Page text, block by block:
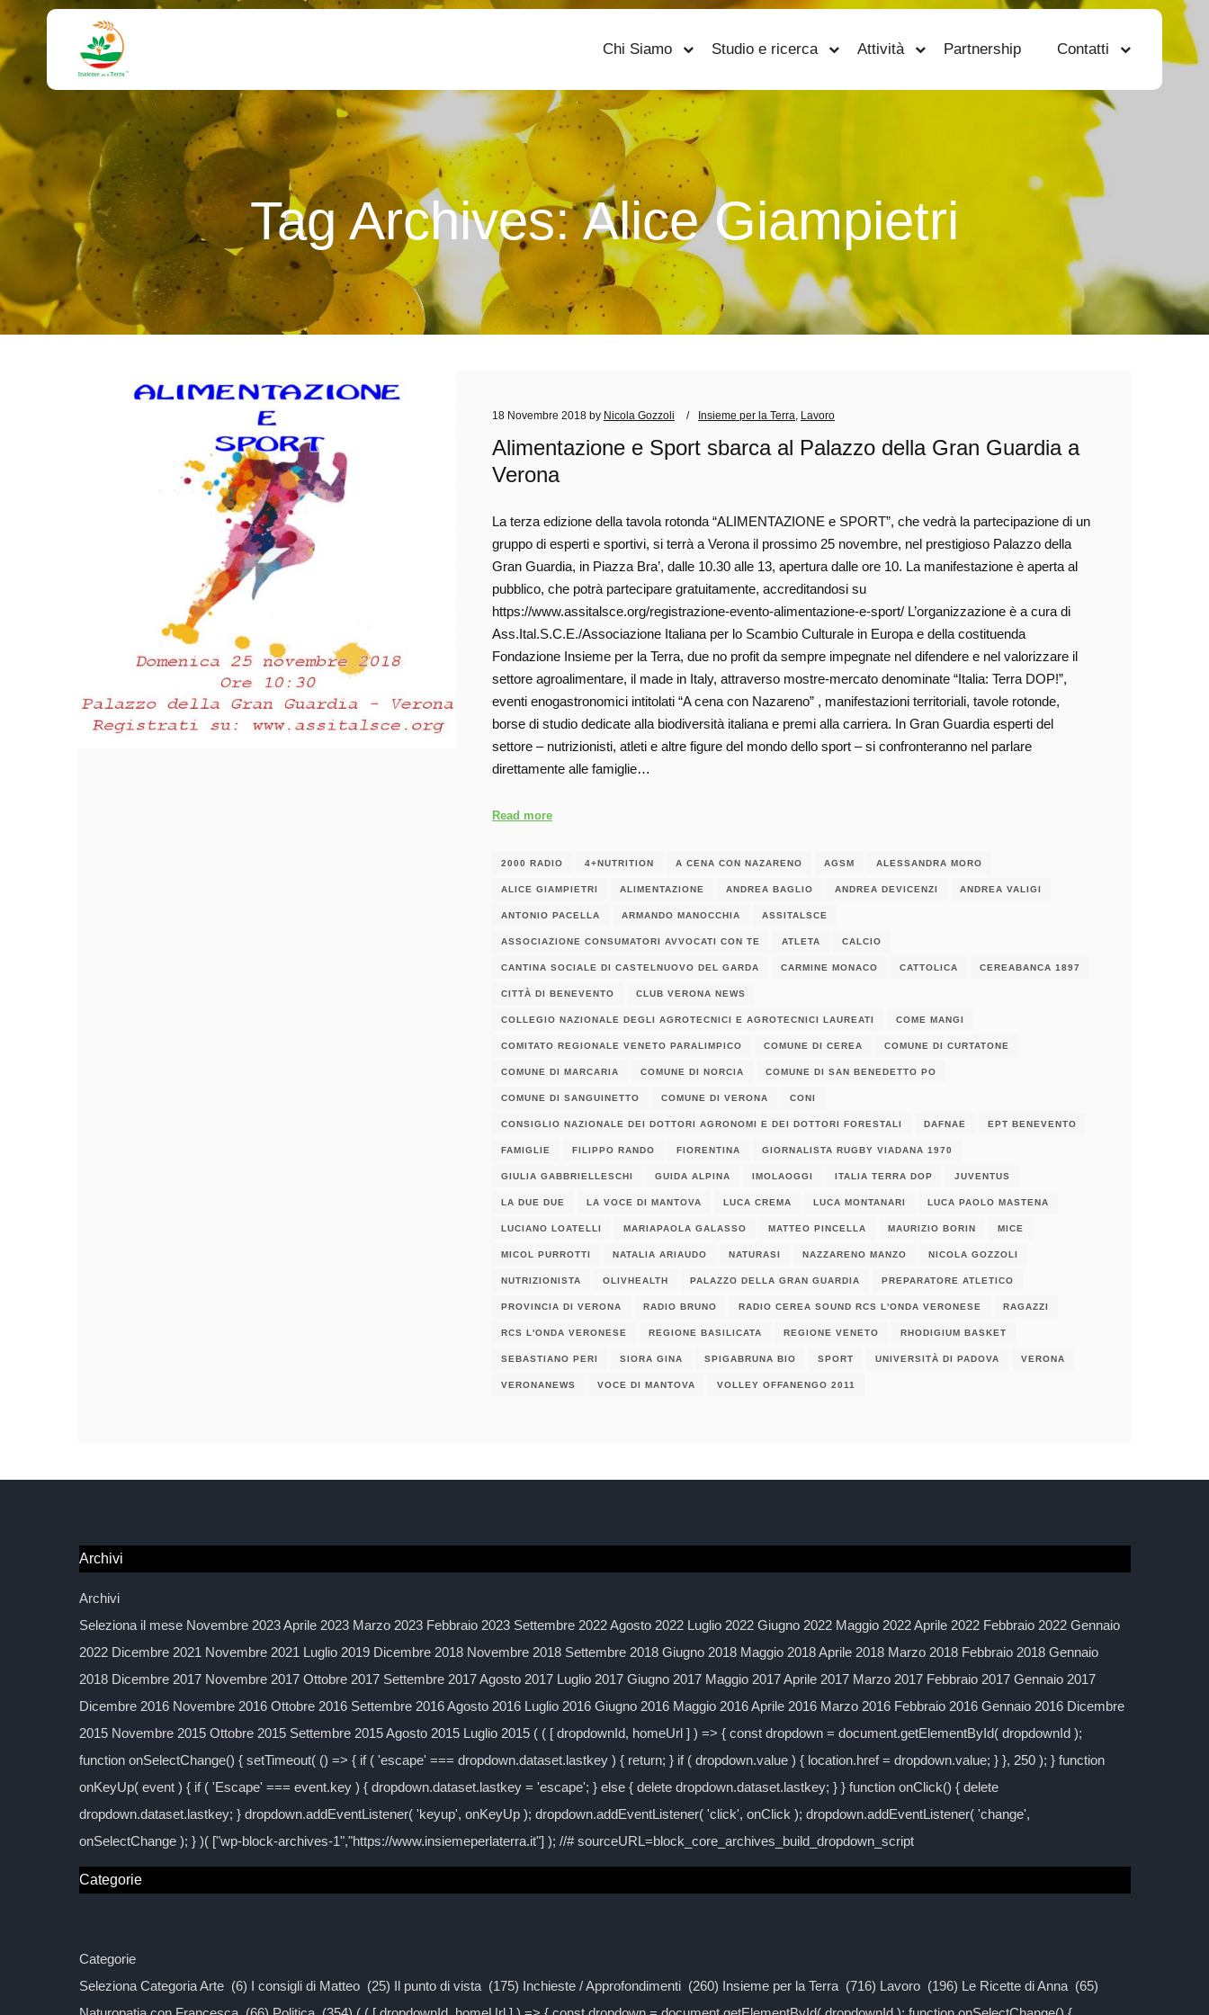
Chi Siamo Studio e ricerca Attività Partnership Contatti
Tag Archives:Alice Giampietri
18 Novembre 2018 by Nicola Gozzoli Insieme per la Terra Lavoro
Alimentazione e Sport sbarca al Palazzo della Gran Guardia a
Verona
La terza edizione della tavola rotonda “ALIMENTAZIONE e SPORT”, che vedrà la partecipazione di un
gruppo di esperti e sportivi, si terrà a Verona il prossimo 25 novembre, nel prestigioso Palazzo della
Gran Guardia, in Piazza Bra’, dalle 10.30 alle 13, apertura dalle ore 10. La manifestazione è aperta al
pubblico, che potrà partecipare gratuitamente, accreditandosi su
https://www.assitalsce.org/registrazione-evento-alimentazione-e-sport/ L’organizzazione è a cura di
Ass.Ital.S.C.E./Associazione Italiana per lo Scambio Culturale in Europa e della costituenda
Fondazione Insieme per la Terra, due no profit da sempre impegnate nel difendere e nel valorizzare il
settore agroalimentare, il made in Italy, attraverso mostre-mercato denominate “Italia: Terra DOP!”,
eventi enogastronomici intitolati “A cena con Nazareno” , manifestazioni territoriali, tavole rotonde,
borse di studio dedicate alla biodiversità italiana e premi alla carriera. In Gran Guardia esperti del
settore – nutrizionisti, atleti e altre figure del mondo dello sport – si confronteranno nel parlare
direttamente alle famiglie…
Read more
2000 RADIO 4+NUTRITION A CENA CON NAZARENO AGSM ALESSANDRA MORO
ALICE GIAMPIETRI ALIMENTAZIONE ANDREA BAGLIO ANDREA DEVICENZI ANDREA VALIGI
ANTONIO PACELLA ARMANDO MANOCCHIA ASSITALSCE
ASSOCIAZIONE CONSUMATORI AVVOCATI CON TE ATLETA CALCIO
CANTINA SOCIALE DI CASTELNUOVO DEL GARDA CARMINE MONACO CATTOLICA CEREABANCA 1897
CITTÀ DI BENEVENTO CLUB VERONA NEWS
COLLEGIO NAZIONALE DEGLI AGROTECNICI E AGROTECNICI LAUREATI COME MANGI
COMITATO REGIONALE VENETO PARALIMPICO COMUNE DI CEREA COMUNE DI CURTATONE
COMUNE DI MARCARIA COMUNE DI NORCIA COMUNE DI SAN BENEDETTO PO
COMUNE DI SANGUINETTO COMUNE DI VERONA CONI
CONSIGLIO NAZIONALE DEI DOTTORI AGRONOMI E DEI DOTTORI FORESTALI DAFNAE EPT BENEVENTO
FAMIGLIE FILIPPO RANDO FIORENTINA GIORNALISTA RUGBY VIADANA 1970
GIULIA GABBRIELLESCHI GUIDA ALPINA IMOLAOGGI ITALIA TERRA DOP JUVENTUS
LA DUE DUE LA VOCE DI MANTOVA LUCA CREMA LUCA MONTANARI LUCA PAOLO MASTENA
LUCIANO LOATELLI MARIAPAOLA GALASSO MATTEO PINCELLA MAURIZIO BORIN MICE
MICOL PURROTTI NATALIA ARIAUDO NATURASI NAZZARENO MANZO NICOLA GOZZOLI
NUTRIZIONISTA OLIVHEALTH PALAZZO DELLA GRAN GUARDIA PREPARATORE ATLETICO
PROVINCIA DI VERONA RADIO BRUNO RADIO CEREA SOUND RCS L'ONDA VERONESE RAGAZZI
RCS L'ONDA VERONESE REGIONE BASILICATA REGIONE VENETO RHODIGIUM BASKET
SEBASTIANO PERI SIORA GINA SPIGABRUNA BIO SPORT UNIVERSITÀ DI PADOVA VERONA
VERONANEWS VOCE DI MANTOVA VOLLEY OFFANENGO 2011
Archivi
Archivi
Seleziona il mese Novembre 2023 Aprile 2023 Marzo 2023 Febbraio 2023 Settembre 2022 Agosto 2022 Luglio 2022 Giugno 2022 Maggio 2022 Aprile 2022 Febbraio 2022 Gennaio
2022 Dicembre 2021 Novembre 2021 Luglio 2019 Dicembre 2018 Novembre 2018 Settembre 2018 Giugno 2018 Maggio 2018 Aprile 2018 Marzo 2018 Febbraio 2018 Gennaio
2018 Dicembre 2017 Novembre 2017 Ottobre 2017 Settembre 2017 Agosto 2017 Luglio 2017 Giugno 2017 Maggio 2017 Aprile 2017 Marzo 2017 Febbraio 2017 Gennaio 2017
Dicembre 2016 Novembre 2016 Ottobre 2016 Settembre 2016 Agosto 2016 Luglio 2016 Giugno 2016 Maggio 2016 Aprile 2016 Marzo 2016 Febbraio 2016 Gennaio 2016 Dicembre
2015 Novembre 2015 Ottobre 2015 Settembre 2015 Agosto 2015 Luglio 2015 ( ( [ dropdownId, homeUrl ] ) => { const dropdown = document.getElementById( dropdownId );
function onSelectChange() { setTimeout( () => { if ( 'escape' === dropdown.dataset.lastkey ) { return; } if ( dropdown.value ) { location.href = dropdown.value; } }, 250 ); } function
onKeyUp( event ) { if ( 'Escape' === event.key ) { dropdown.dataset.lastkey = 'escape'; } else { delete dropdown.dataset.lastkey; } } function onClick() { delete
dropdown.dataset.lastkey; } dropdown.addEventListener( 'keyup', onKeyUp ); dropdown.addEventListener( 'click', onClick ); dropdown.addEventListener( 'change',
onSelectChange ); } )( ["wp-block-archives-1","https://www.insiemeperlaterra.it"] ); //# sourceURL=block_core_archives_build_dropdown_script
Categorie
Categorie
Seleziona Categoria Arte (6) I consigli di Matteo (25) Il punto di vista (175) Inchieste / Approfondimenti (260) Insieme per la Terra (716) Lavoro (196) Le Ricette di Anna (65)